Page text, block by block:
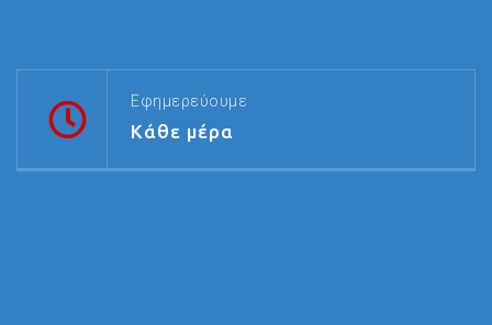
Εφημερεύουμε
Κάθε μέρα